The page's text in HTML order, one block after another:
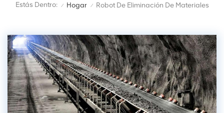
Estás Dentro: / Hogar / Robot De Eliminación De Materiales